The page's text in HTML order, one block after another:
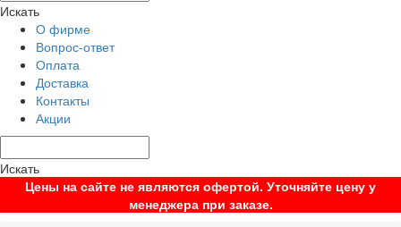
Искать
О фирме
Вопрос-ответ
Оплата
Доставка
Контакты
Акции
Искать
Цены на сайте не являются офертой. Уточняйте цену у
менеджера при заказе.